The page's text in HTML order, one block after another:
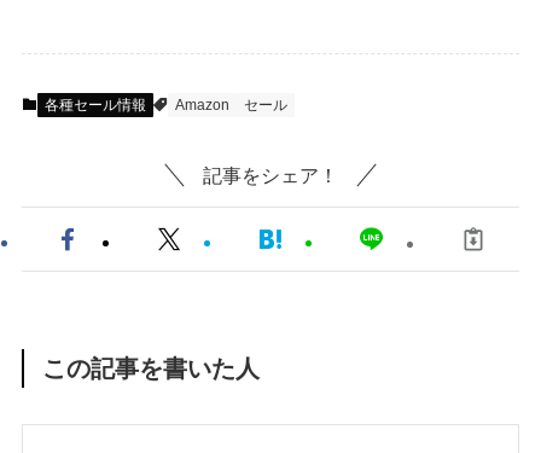
各種セール情報 Amazon セール
記事をシェア！
この記事を書いた人